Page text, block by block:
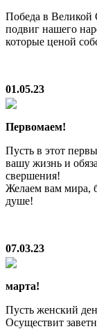
Победа в Великой
подвиг нашего
которые ценой
01.05.23
Первомаем!
Пусть в этот
вашу жизнь и
свершения!
Желаем вам мира,
душе!
07.03.23
марта!
Пусть женский
Осуществит